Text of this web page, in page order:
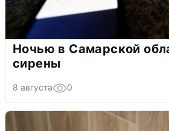
Ночью в Самарской
сирены
8 августа 0